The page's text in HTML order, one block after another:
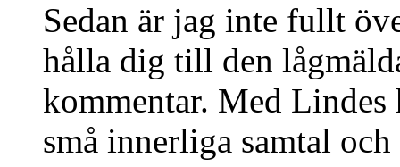
Sedan är jag inte fullt
hålla dig till den
kommentar. Med
små innerliga samtal